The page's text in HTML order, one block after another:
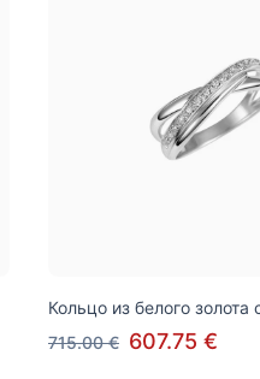
Кольцо из белого золота
715.00 € 607.75 €